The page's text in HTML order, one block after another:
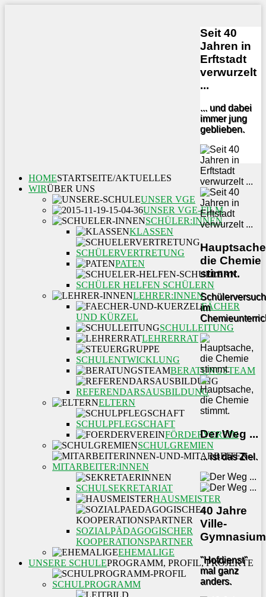
Seit 40
Jahren in
Erftstadt
verwurzelt
...
... und dabei
immer jung
geblieben.
die Chemie
stimmt.
im
Der Weg ...
... ist das Ziel.
40 Jahre
Ville-
"Hofdienst"
mal ganz
anders.
HOMESTARTSEITE/AKTUELLES
WIRÜBER UNS
UNSER VGE
UNSER VGE-FILM
SCHÜLER:INNEN
KLASSEN
SCHÜLERVERTRETUNG
PATEN
SCHÜLER HELFEN SCHÜLERN
LEHRER:INNEN
FÄCHER
UND KÜRZEL
SCHULLEITUNG
LEHRERRAT
SCHULENTWICKLUNG
BERATUNGSTEAM
REFERENDARSAUSBILDUNG
ELTERN
SCHULPFLEGSCHAFT
FÖRDERVEREIN
SCHULGREMIEN
MITARBEITER:INNEN
SCHULSEKRETARIAT
HAUSMEISTER
SOZIALPÄDAGOGISCHER
KOOPERATIONSPARTNER
EHEMALIGE
UNSERE SCHULEPROGRAMM, PROFIL, PROJEKTE
SCHULPROGRAMM